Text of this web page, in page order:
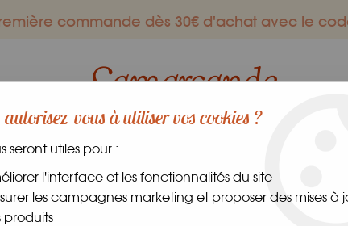
commande dès 30€ d'achat avec le code
GOURMANDS DANS LE MONDE FRAIS
de Cidre Bio
vous à utiliser vos cookies ?
seront utiles pour :
l'interface et les fonctionnalités du site
les campagnes marketing et proposer des mises à
produits